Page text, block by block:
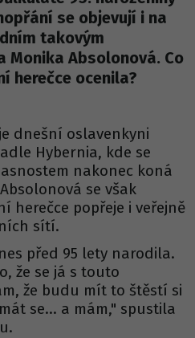
se objevují i na
takovým
Monika Absolonová. Co
herečce ocenila?
dnešní oslavenkyni
Hybernia, kde se
nakonec koná
se však
herečce popřeje i veřejně
sítí.
před 95 lety narodila.
že se já s touto
že budu mít to štěstí si
se… a mám," spustila